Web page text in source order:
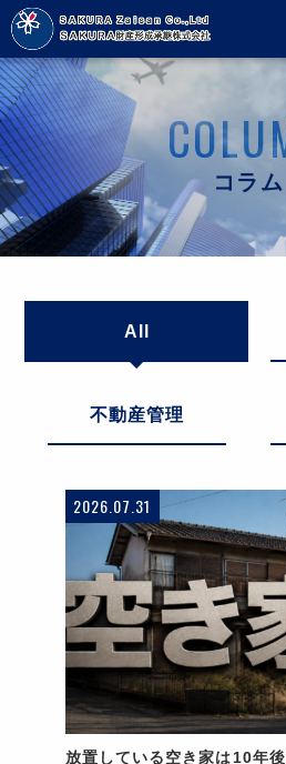
コラム
All
不動産管理
2026.07.31
放置している空き家は10年